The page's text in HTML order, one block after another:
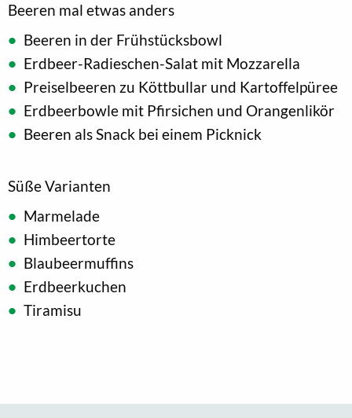
Beeren mal etwas anders
Beeren in der Frühstücksbowl
Erdbeer-Radieschen-Salat mit Mozzarella
Preiselbeeren zu Köttbullar und Kartoffelpüree
Erdbeerbowle mit Pfirsichen und Orangenlikör
Beeren als Snack bei einem Picknick
Süße Varianten
Marmelade
Himbeertorte
Blaubeermuffins
Erdbeerkuchen
Tiramisu